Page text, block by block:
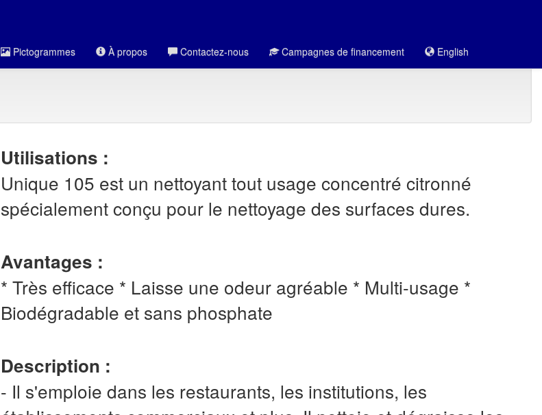
Pictogrammes À propos Contactez-nous Campagnes de financement English
Utilisations :
Unique 105 est un nettoyant tout usage concentré citronné
spécialement conçu pour le nettoyage des surfaces dures.
Avantages :
* Très efficace * Laisse une odeur agréable * Multi-usage *
Biodégradable et sans phosphate
Description :
- Il s'emploie dans les restaurants, les institutions, les